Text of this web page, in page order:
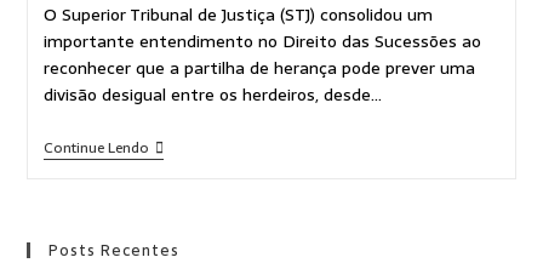
O Superior Tribunal de Justiça (STJ) consolidou um
importante entendimento no Direito das Sucessões ao
reconhecer que a partilha de herança pode prever uma
divisão desigual entre os herdeiros, desde…
Continue Lendo
Posts Recentes